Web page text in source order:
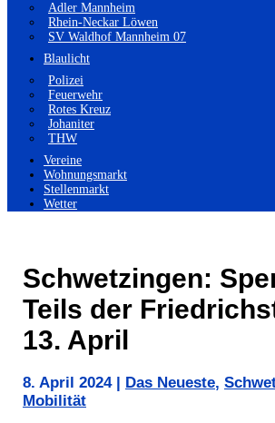
Adler Mannheim
Rhein-Neckar Löwen
SV Waldhof Mannheim 07
Blaulicht
Polizei
Feuerwehr
Rotes Kreuz
Johaniter
THW
Vereine
Wohnungsmarkt
Stellenmarkt
Wetter
Schwetzingen:
Teils der
13. April
8. April 2024| Das Neueste,
Mobilität